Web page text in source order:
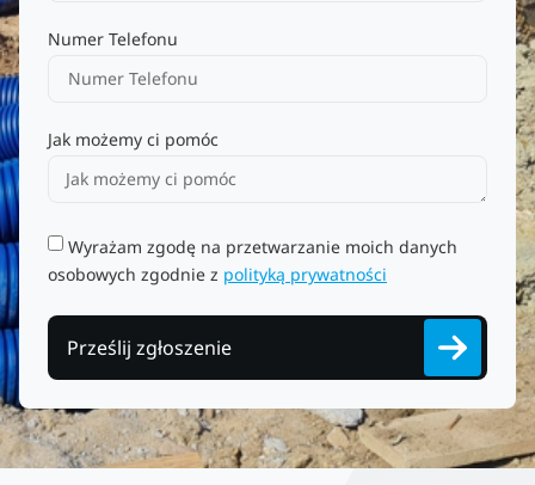
Numer Telefonu
Jak możemy ci pomóc
Wyrażam zgodę na przetwarzanie moich danych
osobowych zgodnie z polityką prywatności
Prześlij zgłoszenie